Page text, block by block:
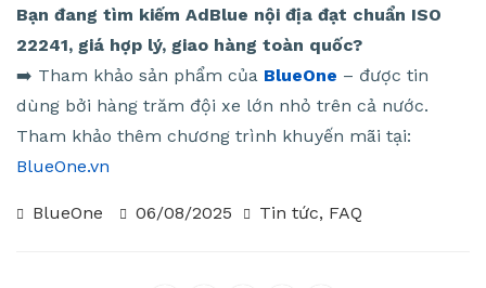
Bạn đang tìm kiếm AdBlue nội địa đạt chuẩn ISO
22241, giá hợp lý, giao hàng toàn quốc?
➡️ Tham khảo sản phẩm của BlueOne – được tin
dùng bởi hàng trăm đội xe lớn nhỏ trên cả nước.
Tham khảo thêm chương trình khuyến mãi tại:
BlueOne.vn
BlueOne 06/08/2025 Tin tức, FAQ